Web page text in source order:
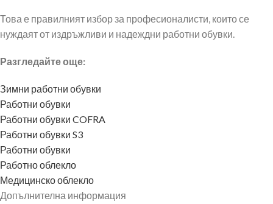
Това е правилният избор за професионалисти, които се
нуждаят от издръжливи и надеждни работни обувки.
Разгледайте още:
Зимни работни обувки
Работни обувки
Работни обувки COFRA
Работни обувки S3
Работни обувки
Работно облекло
Медицинско облекло
Допълнителна информация